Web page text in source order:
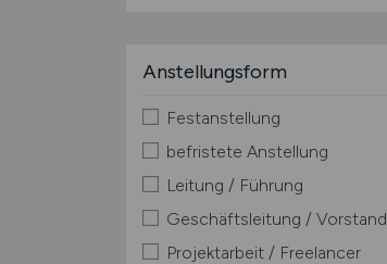
Anstellungsform
Festanstellung
befristete Anstellung
Leitung / Führung
Geschäftsleitung / Vorstand
Projektarbeit / Freelancer